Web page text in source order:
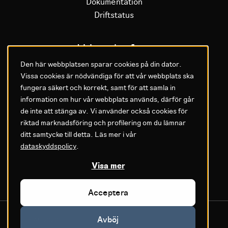
Den här webbplatsen sparar cookies på din dator.
Vissa cookies är nödvändiga för att vår webbplats ska
fungera säkert och korrekt, samt för att samla in
information om hur vår webbplats används, därför går
de inte att stänga av. Vi använder också cookies för
riktad marknadsföring och profilering om du lämnar
ditt samtycke till detta. Läs mer i vår
dataskyddspolicy.
Visa mer
Acceptera
Avböj
Driftstatus
Litium plattform
Varför Litium
Kom igång med Litium
GDPR & Agreements
Privacy policy
Legal